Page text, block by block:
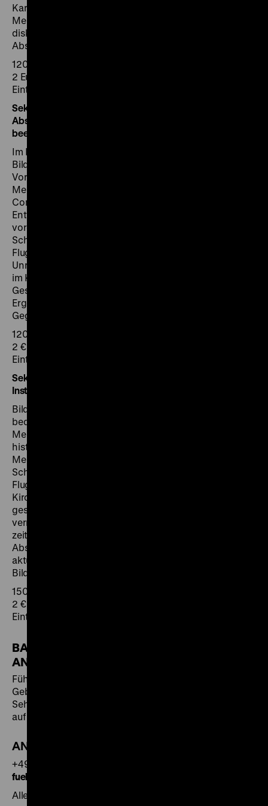
Karikaturen aufgebaut sind und wodurch sie auf
Menschen wirken. Die Kleingruppen präsentieren und
diskutieren ihre Ergebnisse in einer gemeinsamen
Abschlussrunde.
120 Minuten
2 Euro pro Schüler/in
Eintritt frei
Sekundarstufe I: Katastrophen, Sensationen und
Absurditäten! Wie Bildmedien Meinungen etablieren und
beeinflussen
Im Mittelpunkt dieser Werkstatt steht die Analyse von
Bildern, die historische Ereignisse und soziale
Vorstellungen von Zeitgenossen vermitteln. Die
Merkmale und Wirkung der Bilderbogen und frühen
Comics werden diskutiert und die historische
Entwicklung der Technik zur Bildproduktion
vorgestellt. In Kleingruppen untersuchen die
Schülerinnen und Schüler historische Bildgeschichten,
Flugblätter und Karikaturen u.a. von den revolutionären
Unruhen von 1848/49, gesellschaftlichen Strukturen
im Kaiserreich, Aspekten der Alltagskultur und
Geschlechterbeziehungen. Sie präsentieren ihre
Ergebnisse der Klasse und stellen Bezüge zur
Gegenwart her.
120 Minuten
2 € pro Schüler
Eintritt frei
Sekundarstufe II: „Bild Dir Deine Meinung“. Bildmedien als
Instrumente der Meinungsmache
Bildergeschichten, Flugblätter und Karikaturen
bedienen bereits seit 500 Jahren die Neugier der
Menschen und werden in dieser Werkstatt als
historische Quellen der Kommunikation und
Meinungsbildung analysiert. Die Schülerinnen und
Schüler recherchieren in Kleingruppen, wie mit
Flugblättern während der Reformation Kritik an der
Kirche geübt wurde, im 19. Jahrhundert mit Karikaturen
gesellschaftskritische und revolutionäre Inhalte
vermittelt wurden und wie Geschlechterrollen
zeitgenössisch interpretiert oder kommentiert wurden.
Abschließend werden die Ergebnisse präsentiert und
aktuelle Bildmedien vor dem Hintergrund historischer
Bildquellen diskutiert.
150 Minuten
2 € pro Schüler
Eintritt frei
BARRIEREFREIE UND INKLUSIVE
ANGEBOTE
Führungen mit Übersetzung in Deutsche
Gebärdensprache, Führungen für Blinde und
Sehbeeinträchtigte und in Einfacher Sprache werden
auf Anfrage auch zur Buchung angeboten.
ANMELDUNG UNTER:
+49 30 20304-750/-751
fuehrung
Alle Führungen sind frei buchbar.